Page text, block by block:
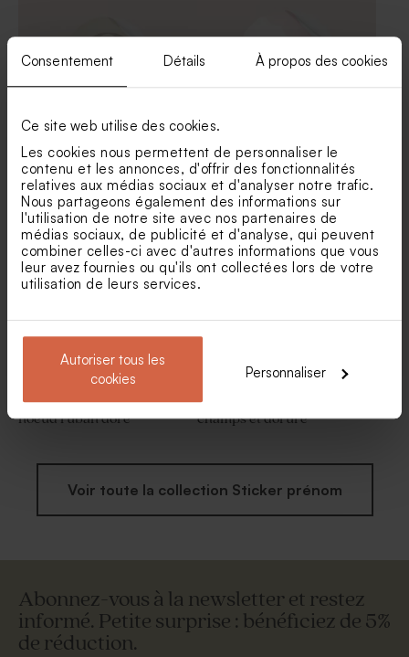
Consentement Détails À propos des cookies
Ce site web utilise des cookies.
Les cookies nous permettent de personnaliser le
contenu et les annonces, d'offrir des fonctionnalités
relatives aux médias sociaux et d'analyser notre trafic.
Nous partageons également des informations sur
l'utilisation de notre site avec nos partenaires de
médias sociaux, de publicité et d'analyse, qui peuvent
combiner celles-ci avec d'autres informations que vous
leur avez fournies ou qu'ils ont collectées lors de votre
utilisation de leurs services.
Autoriser tous les
cookies
Personnaliser
Pochon tissu communion
100% coton - beige
Savon artisanal communion
senteur Fraîcheur
Sticker autocollant baptême
initiale et dorure
Sticker rond communion
aquarelle et confettis rose
gold
Sticker rond communion
noeud ruban doré
Sticker baptême fleurs des
champs et dorure
Voir toute la collection Sticker prénom
Abonnez-vous à la newsletter et restez
informé. Petite surprise : bénéficiez de 5%
de réduction.